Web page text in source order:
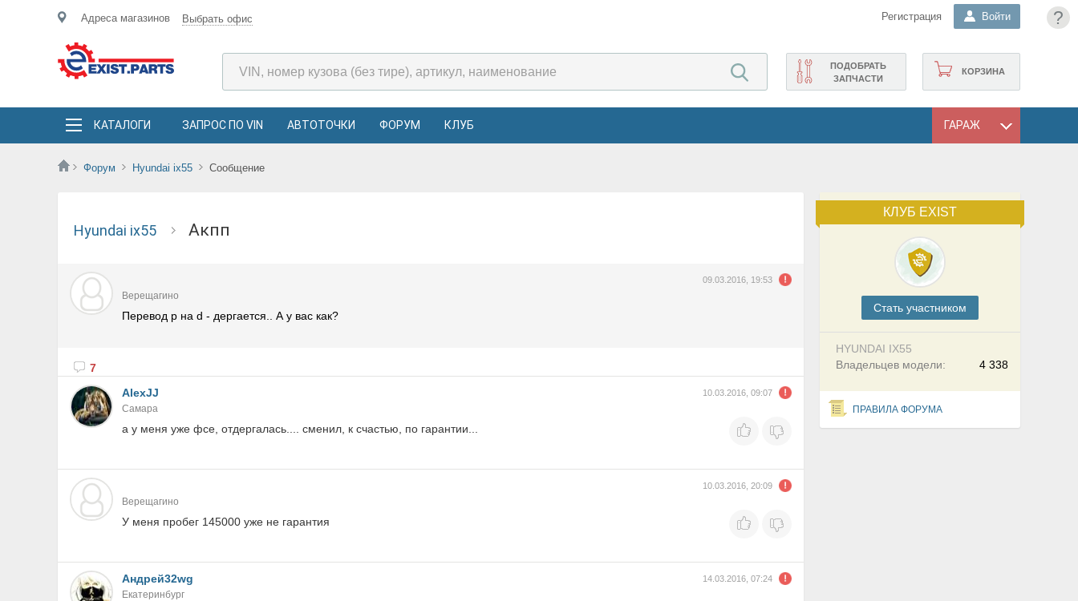
?
Адреса магазинов Выбрать офис Регистрация Войти
КОРЗИНА
ПОДОБРАТЬ
ЗАПЧАСТИ
КАТАЛОГИ ЗАПРОС ПО VIN АВТОТОЧКИ ФОРУМ КЛУБ ГАРАЖ
Форум Hyundai ix55 Сообщение
КЛУБ EXIST
Cтать участником
HYUNDAI IX55
4 338
Владельцев модели:
ПРАВИЛА ФОРУМА
Hyundai ix55 Акпп
09.03.2016, 19:53
Верещагино
Перевод р на d - дергается.. А у вас как?
7
AlexJJ
10.03.2016, 09:07
Самара
а у меня уже фсе, отдергалась.... сменил, к счастью, по гарантии...
10.03.2016, 20:09
Верещагино
У меня пробег 145000 уже не гарантия
Андрей32wg 14.03.2016, 07:24
Екатеринбург